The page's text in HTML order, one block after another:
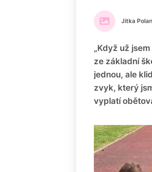
Jitka
„Když už
ze základní
jednou, ale
zvyk, který
vyplatí